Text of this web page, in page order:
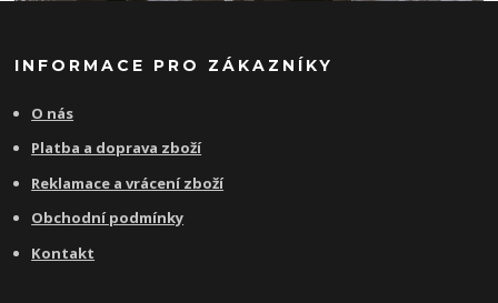
INFORMACE PRO ZÁKAZNÍKY
O nás
Platba a doprava zboží
Reklamace a vrácení zboží
Obchodní podmínky
Kontakt